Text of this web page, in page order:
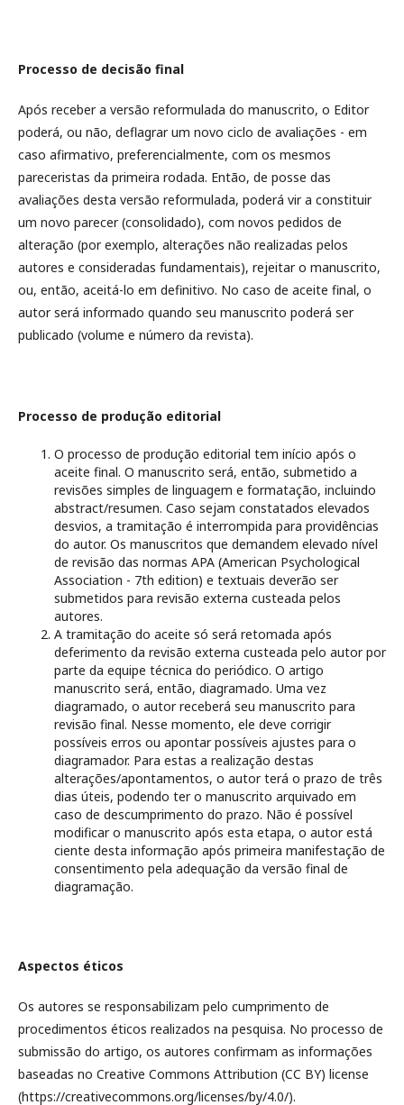
Processo de decisão final
Após receber a versão reformulada do manuscrito, o Editor
poderá, ou não, deflagrar um novo ciclo de avaliações - em
caso afirmativo, preferencialmente, com os mesmos
pareceristas da primeira rodada. Então, de posse das
avaliações desta versão reformulada, poderá vir a constituir
um novo parecer (consolidado), com novos pedidos de
alteração (por exemplo, alterações não realizadas pelos
autores e consideradas fundamentais), rejeitar o manuscrito,
ou, então, aceitá-lo em definitivo. No caso de aceite final, o
autor será informado quando seu manuscrito poderá ser
publicado (volume e número da revista).
Processo de produção editorial
O processo de produção editorial tem início após o
aceite final. O manuscrito será, então, submetido a
revisões simples de linguagem e formatação, incluindo
abstract/resumen. Caso sejam constatados elevados
desvios, a tramitação é interrompida para providências
do autor. Os manuscritos que demandem elevado nível
de revisão das normas APA (American Psychological
Association - 7th edition) e textuais deverão ser
submetidos para revisão externa custeada pelos
autores.
A tramitação do aceite só será retomada após
deferimento da revisão externa custeada pelo autor por
parte da equipe técnica do periódico. O artigo
manuscrito será, então, diagramado. Uma vez
diagramado, o autor receberá seu manuscrito para
revisão final. Nesse momento, ele deve corrigir
possíveis erros ou apontar possíveis ajustes para o
diagramador. Para estas a realização destas
alterações/apontamentos, o autor terá o prazo de três
dias úteis, podendo ter o manuscrito arquivado em
caso de descumprimento do prazo. Não é possível
modificar o manuscrito após esta etapa, o autor está
ciente desta informação após primeira manifestação de
consentimento pela adequação da versão final de
diagramação.
Aspectos éticos
Os autores se responsabilizam pelo cumprimento de
procedimentos éticos realizados na pesquisa. No processo de
submissão do artigo, os autores confirmam as informações
baseadas no Creative Commons Attribution (CC BY) license
(https://creativecommons.org/licenses/by/4.0/).